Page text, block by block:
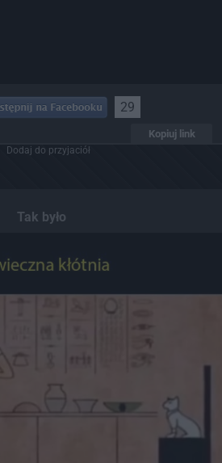
29
Kopiuj link
Dodaj do przyjaciół
Tak było